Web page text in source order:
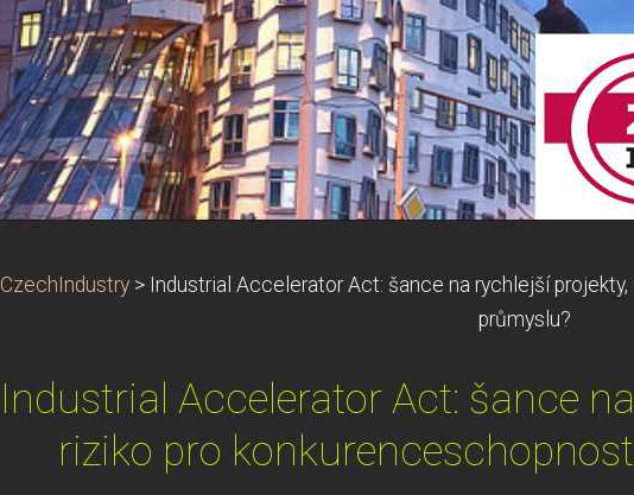
CzechIndustry > Industrial Accelerator Act: šance na rychlejší
průmyslu?
Industrial Accelerator Act: šance
riziko pro